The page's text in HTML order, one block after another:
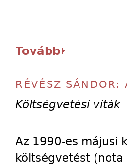
Tovább
RÉVÉSZ SÁNDOR:
Költségvetési viták
Az 1990-es májusi
költségvetést